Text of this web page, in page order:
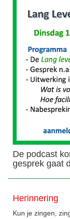
De podcast
gesprek gaat
Herinnering
Kun je zingen,